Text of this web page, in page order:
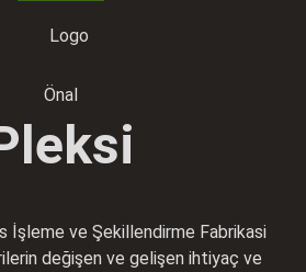
Önal
İşleme ve Şekillendirme Fabrikasi
değişen ve gelişen ihtiyaç ve